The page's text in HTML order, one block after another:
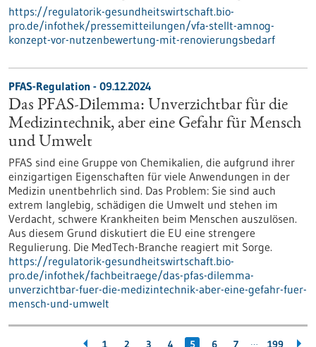
https://regulatorik-gesundheitswirtschaft.bio-
pro.de/infothek/pressemitteilungen/vfa-stellt-amnog-
konzept-vor-nutzenbewertung-mit-renovierungsbedarf
PFAS-Regulation - 09.12.2024
Das PFAS-Dilemma: Unverzichtbar für die
Medizintechnik, aber eine Gefahr für Mensch
und Umwelt
PFAS sind eine Gruppe von Chemikalien, die aufgrund ihrer
einzigartigen Eigenschaften für viele Anwendungen in der
Medizin unentbehrlich sind. Das Problem: Sie sind auch
extrem langlebig, schädigen die Umwelt und stehen im
Verdacht, schwere Krankheiten beim Menschen auszulösen.
Aus diesem Grund diskutiert die EU eine strengere
Regulierung. Die MedTech-Branche reagiert mit Sorge.
https://regulatorik-gesundheitswirtschaft.bio-
pro.de/infothek/fachbeitraege/das-pfas-dilemma-
unverzichtbar-fuer-die-medizintechnik-aber-eine-gefahr-fuer-
mensch-und-umwelt
1 2 3 4 5 6 7 … 199